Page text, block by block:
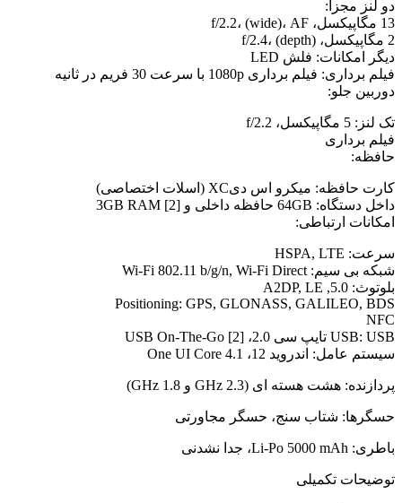
دو لنز مجزا:
13 مگاپیکسل، f/2.2، (wide)، AF
2 مگاپیکسل، f/2.4، (depth)
دیگر امکانات: فلش LED
فیلم برداری: فیلم برداری 1080p با سرعت 30 فریم در ثانیه
دوربین جلو:
تک لنز: 5 مگاپیکسل، f/2.2
فیلم برداری
حافظه:
کارت حافظه: میکرو اس دیXC (اسلات اختصاصی)
داخل دستگاه: 64GB حافظه داخلی و 3GB RAM [2]
امکانات ارتباطی:
سرعت: HSPA, LTE
شبکه بی سیم: Wi-Fi 802.11 b/g/n, Wi-Fi Direct
بلوتوث: 5.0, A2DP, LE
Positioning: GPS, GLONASS, GALILEO, BDS
NFC
USB: USB تایپ سی 2.0، USB On-The-Go [2]
سیستم عامل: اندروید 12، One UI Core 4.1
پردازنده: هشت هسته ای (2.3 GHz و 1.8 GHz)
حسگرها: شتاب سنج، حسگر مجاورتی
باطری: Li-Po 5000 mAh، جدا نشدنی
توضیحات تکمیلی